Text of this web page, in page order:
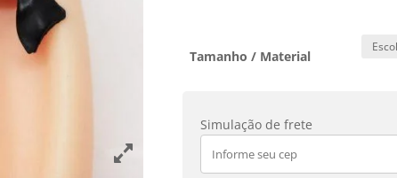
Tamanho / Material
Simulação de frete